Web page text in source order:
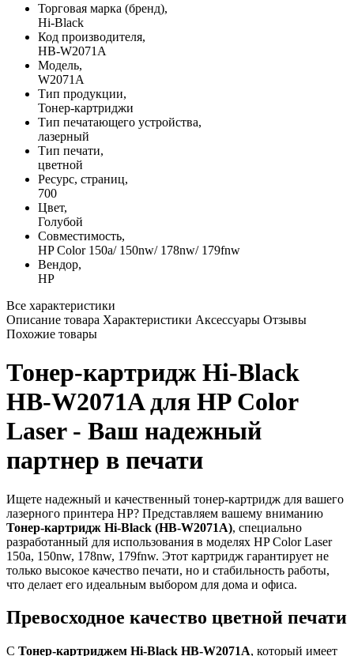
Торговая марка (бренд),
Hi-Black
Код производителя,
HB-W2071A
Модель,
W2071A
Тип продукции,
Тонер-картриджи
Тип печатающего устройства,
лазерный
Тип печати,
цветной
Ресурс, страниц,
700
Цвет,
Голубой
Совместимость,
HP Color 150a/ 150nw/ 178nw/ 179fnw
Вендор,
HP
Все характеристики
Описание товара Характеристики Аксессуары Отзывы
Похожие товары
Тонер-картридж Hi-Black
HB-W2071A для HP Color
Laser - Ваш надежный
партнер в печати
Ищете надежный и качественный тонер-картридж для вашего
лазерного принтера HP? Представляем вашему вниманию
Тонер-картридж Hi-Black (HB-W2071A), специально
разработанный для использования в моделях HP Color Laser
150a, 150nw, 178nw, 179fnw. Этот картридж гарантирует не
только высокое качество печати, но и стабильность работы,
что делает его идеальным выбором для дома и офиса.
Превосходное качество цветной печати
С Тонер-картриджем Hi-Black HB-W2071A, который имеет